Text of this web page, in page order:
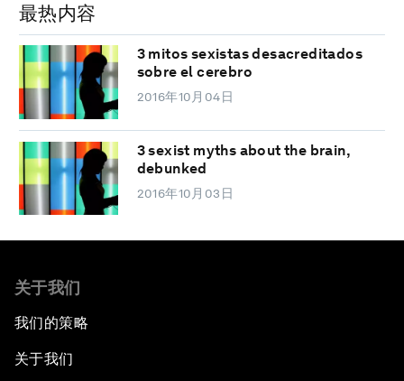
最热内容
3 mitos sexistas desacreditados
sobre el cerebro
2016年10月04日
3 sexist myths about the brain,
debunked
2016年10月03日
关于我们
我们的策略
关于我们